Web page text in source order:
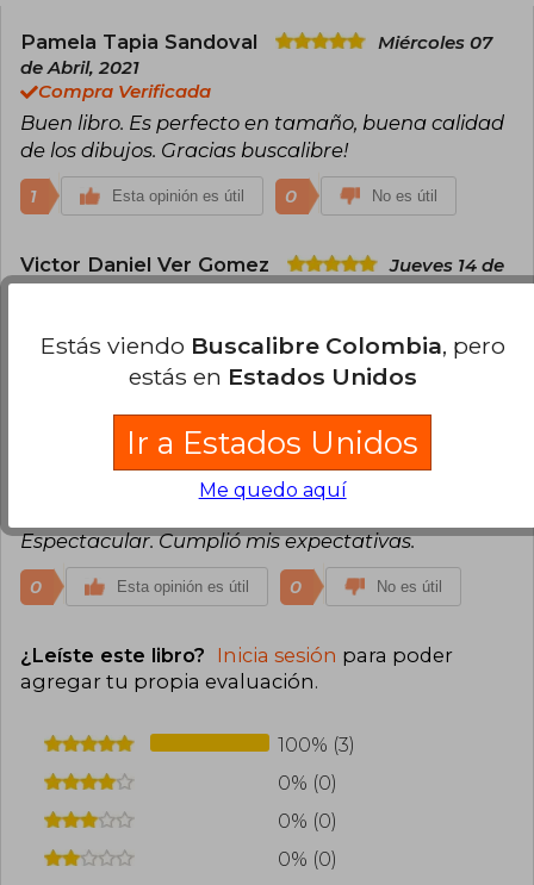
Pamela Tapia Sandoval
Miércoles 07
de Abril, 2021
Compra Verificada
Buen libro. Es perfecto en tamaño, buena calidad
de los dibujos. Gracias buscalibre!
1 Esta opinión es útil 0 No es útil
Victor Daniel Ver Gomez
Jueves 14 de
Marzo, 2024
Cumple con todas las espectativas.
Esta opinión es útil 0 No es útil
Usuario Anónimo
Domingo 31 de Mayo,
Espectacular. Cumplió mis expectativas.
0 Esta opinión es útil 0 No es útil
¿Leíste este libro? Inicia sesión para poder
agregar tu propia evaluación.
100% (3)
0% (0)
0% (0)
0% (0)
Estás viendo Buscalibre Colombia, pero
estás en Estados Unidos
Ir a Estados Unidos
Me quedo aquí